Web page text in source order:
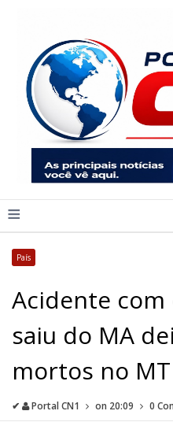
≡
País
Acidente
saiu do MA
mortos no MT
✔ Portal CN1 on 20:09 0